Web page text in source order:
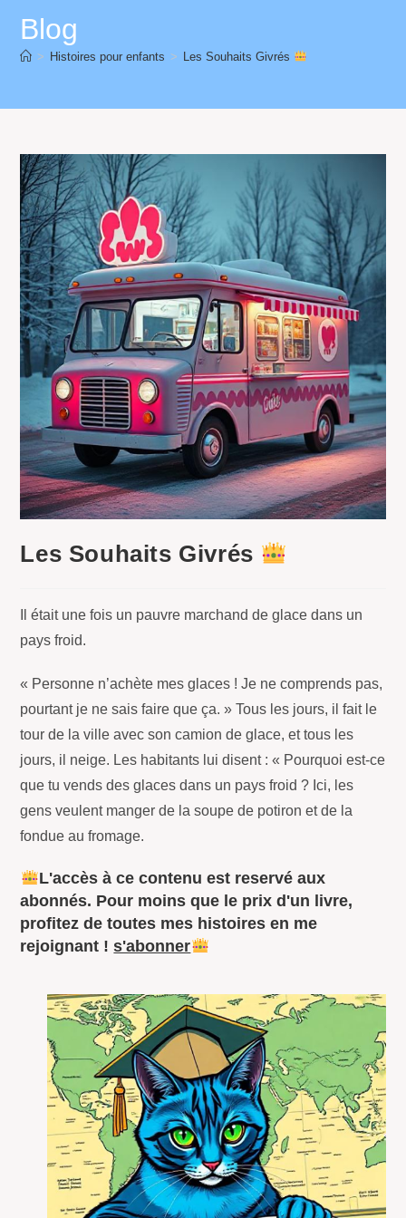
Blog
> Histoires pour enfants > Les Souhaits Givrés
Les Souhaits Givrés
Il était une fois un pauvre marchand de glace dans un
pays froid.
« Personne n’achète mes glaces ! Je ne comprends pas,
pourtant je ne sais faire que ça. » Tous les jours, il fait le
tour de la ville avec son camion de glace, et tous les
jours, il neige. Les habitants lui disent : « Pourquoi est-ce
que tu vends des glaces dans un pays froid ? Ici, les
gens veulent manger de la soupe de potiron et de la
fondue au fromage.
L'accès à ce contenu est reservé aux
abonnés. Pour moins que le prix d'un livre,
profitez de toutes mes histoires en me
rejoignant !s'abonner